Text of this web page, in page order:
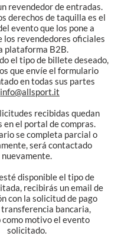
revendedor de entradas.
derechos de taquilla es el
evento que los pone a
los revendedores oficiales
plataforma B2B.
el tipo de billete deseado,
que envíe el formulario
en todas sus partes
info@allsport.it
recibidas quedan
en el portal de compras.
se completa parcial o
será contactado
nuevamente.
disponible el tipo de
recibirás un email de
con la solicitud de pago
bancaria,
como motivo el evento
solicitado.